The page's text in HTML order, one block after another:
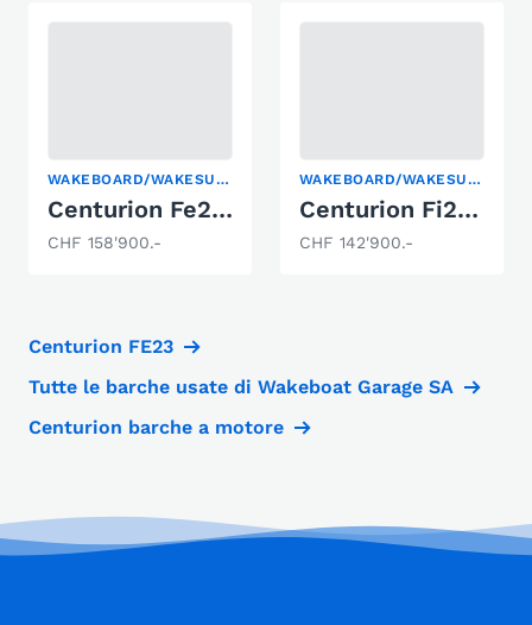
WAKEBOARD/WAKESURF
Centurion Fe23 2026 - season end
CHF 158'900.-
WAKEBOARD/WAKESURF
Centurion Fi23 2024 - season end
CHF 142'900.-
Centurion FE23
Tutte le barche usate di Wakeboat Garage SA
Centurion barche a motore